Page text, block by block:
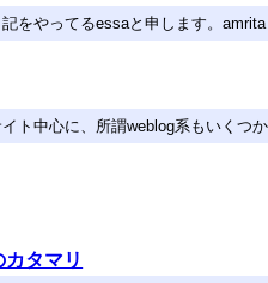
をやってるessaと申します。
ト中心に、所謂weblog系もいく
タマリ